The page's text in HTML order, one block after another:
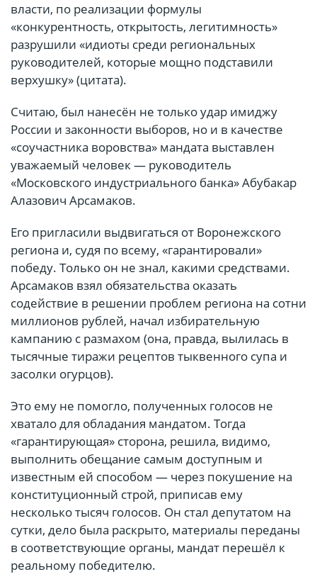
власти, по реализации формулы
«конкурентность, открытость, легитимность»
разрушили «идиоты среди региональных
руководителей, которые мощно подставили
верхушку» (цитата).
Считаю, был нанесён не только удар имиджу
России и законности выборов, но и в качестве
«соучастника воровства» мандата выставлен
уважаемый человек — руководитель
«Московского индустриального банка» Абубакар
Алазович Арсамаков.
Его пригласили выдвигаться от Воронежского
региона и, судя по всему, «гарантировали»
победу. Только он не знал, какими средствами.
Арсамаков взял обязательства оказать
содействие в решении проблем региона на сотни
миллионов рублей, начал избирательную
кампанию с размахом (она, правда, вылилась в
тысячные тиражи рецептов тыквенного супа и
засолки огурцов).
Это ему не помогло, полученных голосов не
хватало для обладания мандатом. Тогда
«гарантирующая» сторона, решила, видимо,
выполнить обещание самым доступным и
известным ей способом — через покушение на
конституционный строй, приписав ему
несколько тысяч голосов. Он стал депутатом на
сутки, дело была раскрыто, материалы переданы
в соответствующие органы, мандат перешёл к
реальному победителю.